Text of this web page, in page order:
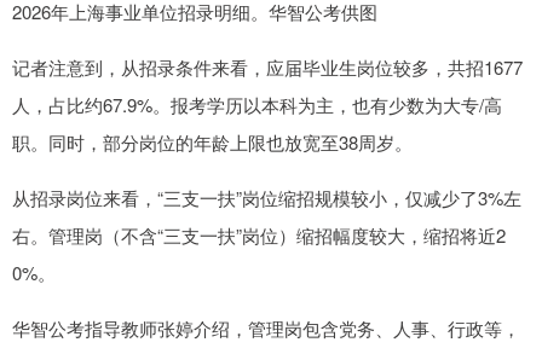
2026年上海事业单位招录明细。华智公考供图
记者注意到，从招录条件来看，应届毕业生岗位较多，共招1677
人，占比约67.9%。报考学历以本科为主，也有少数为大专/高
职。同时，部分岗位的年龄上限也放宽至38周岁。
从招录岗位来看，“三支一扶”岗位缩招规模较小，仅减少了3%左
右。管理岗（不含“三支一扶”岗位）缩招幅度较大，缩招将近2
0%。
华智公考指导教师张婷介绍，管理岗包含党务、人事、行政等，